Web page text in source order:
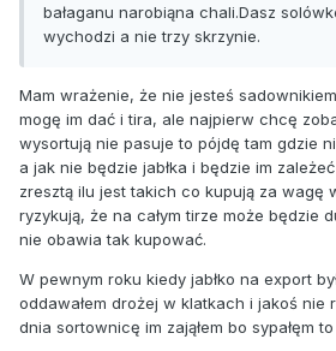
bałaganu narobiąna chali.Dasz
wychodzi a nie trzy skrzynie.
Mam wrażenie, że nie jesteś
mogę im dać i tira, ale najpierw chcę
wysortują nie pasuje to pójdę tam gdzie
a jak nie będzie jabłka i będzie im
zresztą ilu jest takich co kupują za wagę
ryzykują, że na całym tirze może będzie
nie obawia tak kupować.
W pewnym roku kiedy jabłko na export
oddawałem drożej w klatkach i jakoś nie
dnia sortownicę im zająłem bo sypałęm